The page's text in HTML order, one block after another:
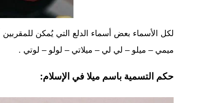
لكل الأسماء بعض أسماء الدلع التي يُمكن
ميمي – ميلو – لي لي – ميلاتي – لولو – لوتي .
حكم التسمية باسم ميلا في الإسلام: